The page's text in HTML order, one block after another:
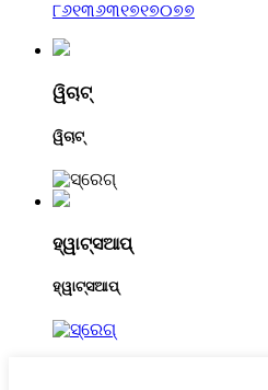
୮୬୧୩୬୩୧୭୧୭୦୭୭
ୱିଚାଟ୍
ୱିଚାଟ୍
ହ୍ୱାଟ୍ସଆପ୍
ହ୍ୱାଟ୍ସଆପ୍